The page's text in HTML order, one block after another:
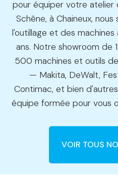
pour équiper votre atelier
Schêne, à Chaineux,
l'outillage et des
ans. Notre showroom de
500 machines et outils
— Makita, DeWalt,
Contimac, et bien
équipe formée pour vous
VOIR TOUS